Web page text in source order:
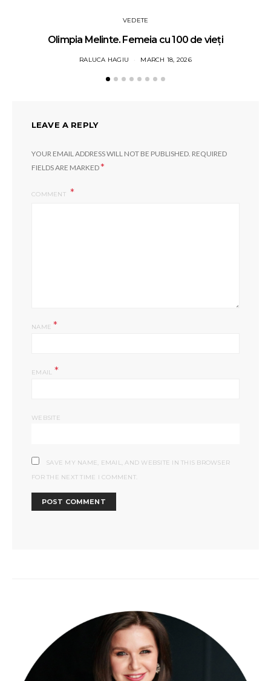
VEDETE
Olimpia Melinte. Femeia cu 100 de vieți
RALUCA HAGIU MARCH 18, 2026
LEAVE A REPLY
YOUR EMAIL ADDRESS WILL NOT BE PUBLISHED. REQUIRED
FIELDS ARE MARKED*
COMMENT
NAME*
EMAIL *
WEBSITE
SAVE MY NAME, EMAIL, AND WEBSITE IN THIS BROWSER
FOR THE NEXT TIME I COMMENT.